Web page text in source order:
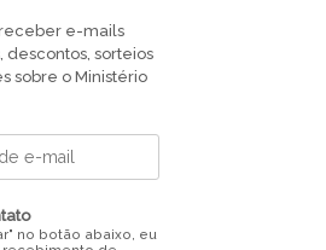
e-mails
descontos, sorteios
sobre o Ministério
no botão abaixo, eu